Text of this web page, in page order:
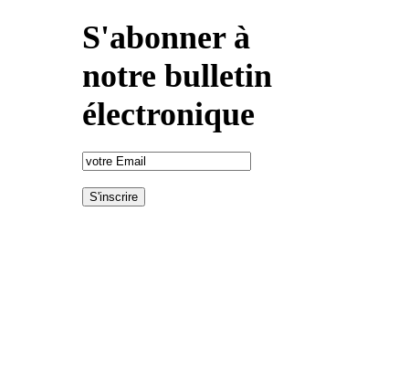
S'abonner à
notre bulletin
électronique